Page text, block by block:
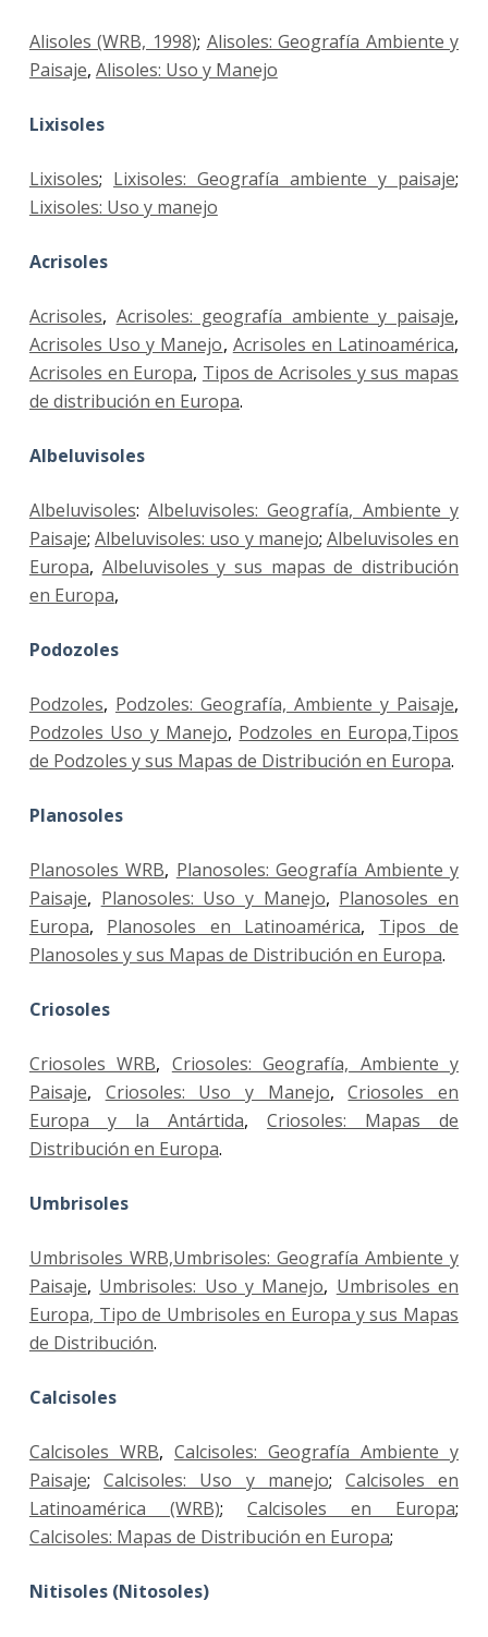
Alisoles (WRB, 1998); Alisoles: Geografía Ambiente y
Paisaje, Alisoles: Uso y Manejo
Lixisoles
Lixisoles; Lixisoles: Geografía ambiente y paisaje;
Lixisoles: Uso y manejo
Acrisoles
Acrisoles, Acrisoles: geografía ambiente y paisaje,
Acrisoles Uso y Manejo, Acrisoles en Latinoamérica,
Acrisoles en Europa, Tipos de Acrisoles y sus mapas
de distribución en Europa.
Albeluvisoles
Albeluvisoles:Albeluvisoles: Geografía, Ambiente y
Paisaje;Albeluvisoles: uso y manejo; Albeluvisoles en
Europa, Albeluvisoles y sus mapas de distribución
en Europa,
Podozoles
Podzoles, Podzoles: Geografía, Ambiente y Paisaje,
Podzoles Uso y Manejo, Podzoles en Europa,Tipos
de Podzoles y sus Mapas de Distribución en Europa.
Planosoles
Planosoles WRB, Planosoles: Geografía Ambiente y
Paisaje, Planosoles: Uso y Manejo, Planosoles en
Europa, Planosoles en Latinoamérica, Tipos de
Planosoles y sus Mapas de Distribución en Europa.
Criosoles
Criosoles WRB, Criosoles: Geografía, Ambiente y
Paisaje, Criosoles: Uso y Manejo,Criosoles en
Europa y la Antártida,Criosoles: Mapas de
Distribución en Europa.
Umbrisoles
Umbrisoles WRB,Umbrisoles: Geografía Ambiente y
Paisaje, Umbrisoles: Uso y Manejo, Umbrisoles en
Europa, Tipo de Umbrisoles en Europa y sus Mapas
de Distribución.
Calcisoles
Calcisoles WRB, Calcisoles: Geografía Ambiente y
Paisaje;Calcisoles: Uso y manejo; Calcisoles en
Latinoamérica (WRB); Calcisoles en Europa;
Calcisoles: Mapas de Distribución en Europa;
Nitisoles (Nitosoles)